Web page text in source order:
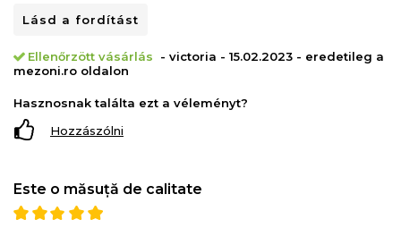
Lásd a fordítást
Ellenőrzött vásárlás
- victoria - 15.02.2023 - eredetileg a
mezoni.ro oldalon
Hasznosnak találta ezt a véleményt?
Hozzászólni
Este o măsuță de calitate